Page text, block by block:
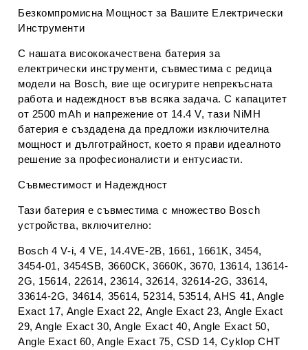
Безкомпромисна Мощност за Вашите Електрически
Инструменти
С нашата висококачествена батерия за
електрически инструменти, съвместима с редица
модели на Bosch, вие ще осигурите непрекъсната
работа и надеждност във всяка задача. С капацитет
от 2500 mAh и напрежение от 14.4 V, тази NiMH
батерия е създадена да предложи изключителна
мощност и дълготрайност, което я прави идеалното
решение за професионалисти и ентусиасти.
Съвместимост и Надеждност
Тази батерия е съвместима с множество Bosch
устройства, включително:
Bosch 4 V-i, 4 VE, 14.4VE-2B, 1661, 1661K, 3454,
3454-01, 3454SB, 3660CK, 3660K, 3670, 13614, 13614-
2G, 15614, 22614, 23614, 32614, 32614-2G, 33614,
33614-2G, 34614, 35614, 52314, 53514, AHS 41, Angle
Exact 17, Angle Exact 22, Angle Exact 23, Angle Exact
29, Angle Exact 30, Angle Exact 40, Angle Exact 50,
Angle Exact 60, Angle Exact 75, CSD 14, Cyklop CHT